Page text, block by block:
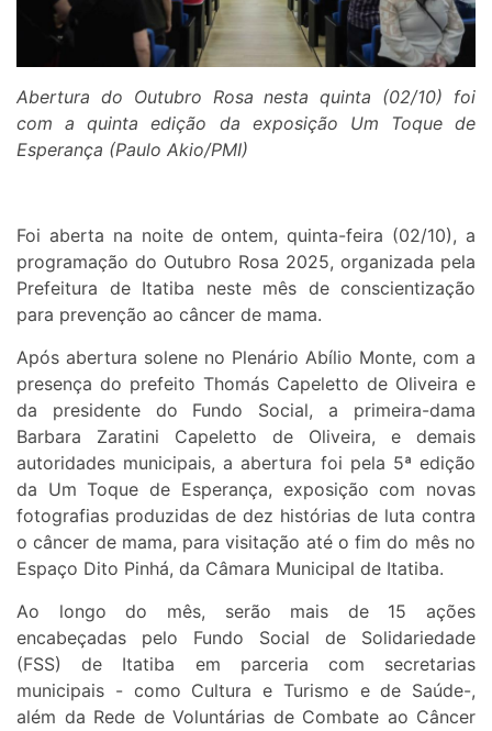
Abertura do Outubro Rosa nesta quinta (02/10) foi
com a quinta edição da exposição Um Toque de
Esperança (Paulo Akio/PMI)
Foi aberta na noite de ontem, quinta-feira (02/10), a
programação do Outubro Rosa 2025, organizada pela
Prefeitura de Itatiba neste mês de conscientização
para prevenção ao câncer de mama.
Após abertura solene no Plenário Abílio Monte, com a
presença do prefeito Thomás Capeletto de Oliveira e
da presidente do Fundo Social, a primeira-dama
Barbara Zaratini Capeletto de Oliveira, e demais
autoridades municipais, a abertura foi pela 5ª edição
da Um Toque de Esperança, exposição com novas
fotografias produzidas de dez histórias de luta contra
o câncer de mama, para visitação até o fim do mês no
Espaço Dito Pinhá, da Câmara Municipal de Itatiba.
Ao longo do mês, serão mais de 15 ações
encabeçadas pelo Fundo Social de Solidariedade
(FSS) de Itatiba em parceria com secretarias
municipais - como Cultura e Turismo e de Saúde-,
além da Rede de Voluntárias de Combate ao Câncer